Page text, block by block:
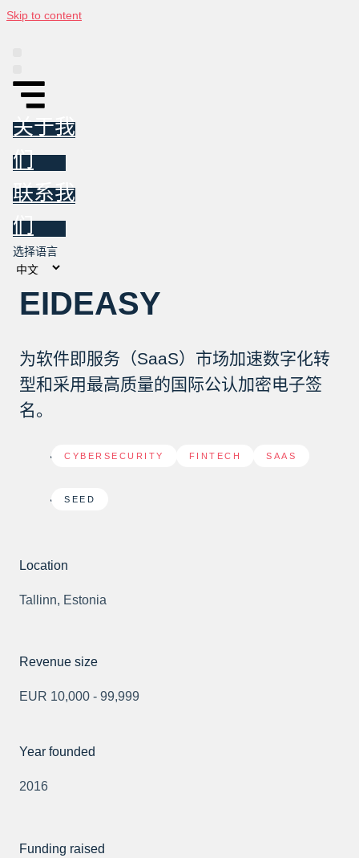
Skip to content
关于我
们
联系我
们
选择语言
EIDEASY
为软件即服务（SaaS）市场加速数字化转
型和采用最高质量的国际公认加密电子签
名。
CYBERSECURITY FINTECH SAAS
SEED
Location
Tallinn, Estonia
Revenue size
EUR 10,000 - 99,999
Year founded
2016
Funding raised